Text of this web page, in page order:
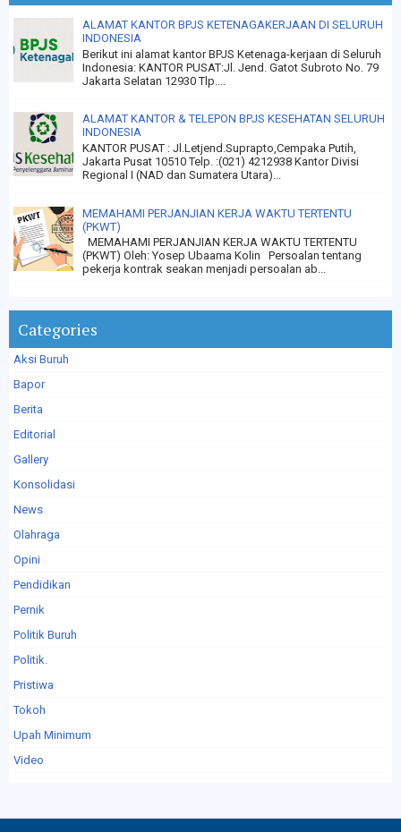
ALAMAT KANTOR BPJS KETENAGAKERJAAN DI SELURUH
INDONESIA
Berikut ini alamat kantor BPJS Ketenaga-kerjaan di Seluruh
Indonesia: KANTOR PUSAT:Jl. Jend. Gatot Subroto No. 79
Jakarta Selatan 12930 Tlp....
ALAMAT KANTOR & TELEPON BPJS KESEHATAN SELURUH
INDONESIA
KANTOR PUSAT : Jl.Letjend.Suprapto,Cempaka Putih,
Jakarta Pusat 10510 Telp. :(021) 4212938 Kantor Divisi
Regional I (NAD dan Sumatera Utara)...
MEMAHAMI PERJANJIAN KERJA WAKTU TERTENTU
(PKWT)
MEMAHAMI PERJANJIAN KERJA WAKTU TERTENTU
(PKWT) Oleh: Yosep Ubaama Kolin Persoalan tentang
pekerja kontrak seakan menjadi persoalan ab...
Categories
Aksi Buruh
Bapor
Berita
Editorial
Gallery
Konsolidasi
News
Olahraga
Opini
Pendidikan
Pernik
Politik Buruh
Politik.
Pristiwa
Tokoh
Upah Minimum
Video